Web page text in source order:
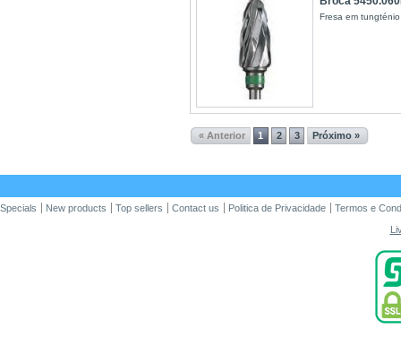
Fresa em
« Anterior 1 2 3 Próximo »
Specials New products Top sellers Contact us Politica de Privacidade
Termos e